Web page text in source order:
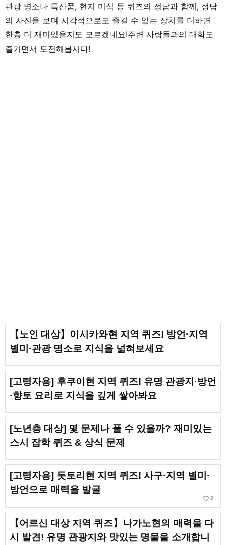
관광 명소나 특산품, 현지 미식 등 퀴즈의 정답과 함께, 정답
의 사진을 보며 시각적으로도 즐길 수 있는 장치를 더하면
한층 더 재미있을지도 모르겠네요!주변 사람들과의 대화도
즐기면서 도전해봅시다!
【노인 대상】이시카와현 지역 퀴즈! 방언·지역
별미·관광 명소로 지식을 넓혀보세요
[고령자용] 후쿠이현 지역 퀴즈! 유명 관광지·방언
·향토 요리로 지식을 깊게 쌓아봐요
[노년층 대상] 몇 문제나 풀 수 있을까? 재미있는
스시 잡학 퀴즈 & 상식 문제
[고령자용] 돗토리현 지역 퀴즈! 사구·지역 별미·
방언으로 매력을 발굴
favorite_border 2
【어르신 대상 지역 퀴즈】나가노현의 매력을 다
시 발견! 유명 관광지와 맛있는 명물을 소개합니